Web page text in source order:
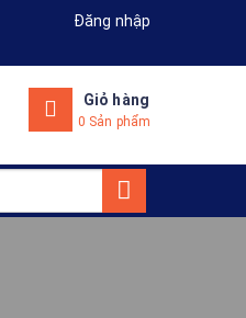
Đăng nhập
Giỏ hàng
0 Sản phẩm